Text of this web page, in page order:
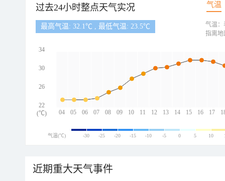
过去24小时整点天气实况 气温
最高气温: 32.1℃ , 最低气温: 23.5℃
04 05 06 07 08 09 10 11 12 13 14 15 16 17
34
30
26
22
(℃)
气温：
指离地
气温(℃) -30 -25 -20 -15 -10 -5 0 5 10
近期重大天气事件